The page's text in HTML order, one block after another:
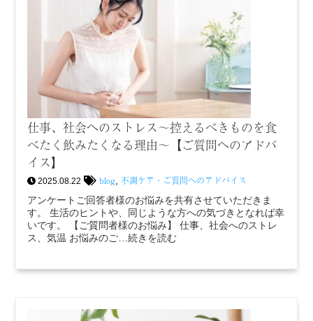
仕事、社会へのストレス〜控えるべきものを食
べたく飲みたくなる理由〜【ご質問へのアドバ
イス】
2025.08.22 blog ,不調ケア・ご質問へのアドバイス
アンケートご回答者様のお悩みを共有させていただきま
す。 生活のヒントや、同じような方への気づきとなれば幸
いです。 【ご質問者様のお悩み】 仕事、社会へのストレ
ス、気温 お悩みのご…続きを読む